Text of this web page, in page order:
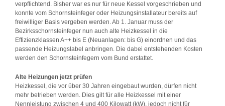
verpflichtend. Bisher war es nur für neue Kessel vorgeschrieben und
konnte vom Schornsteinfeger oder Heizungsinstallateur bereits auf
freiwilliger Basis vergeben werden. Ab 1. Januar muss der
Bezirksschornsteinfeger nun auch alte Heizkessel in die
Effizienzklassen A++ bis E (Neuanlagen: bis G) einordnen und das
passende Heizungslabel anbringen. Die dabei entstehenden Kosten
werden den Schornsteinfegern vom Bund erstattet.
Alte Heizungen jetzt prüfen
Heizkessel, die vor über 30 Jahren eingebaut wurden, dürfen nicht
mehr betrieben werden. Dies gilt für alle Heizkessel mit einer
Nennleistung zwischen 4 und 400 Kilowatt (kW), jedoch nicht für